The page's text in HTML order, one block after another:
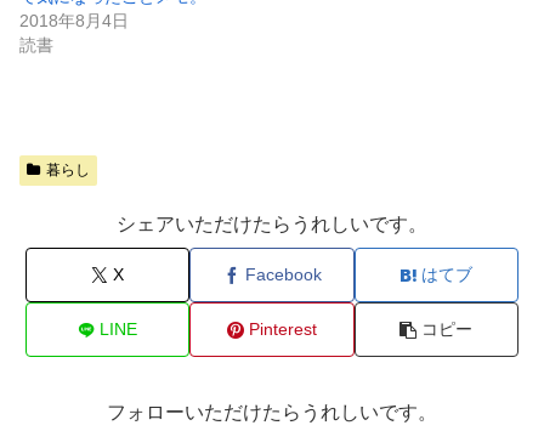
2018年8月4日
読書
暮らし
シェアいただけたらうれしいです。
X Facebook はてブ
LINE Pinterest コピー
フォローいただけたらうれしいです。